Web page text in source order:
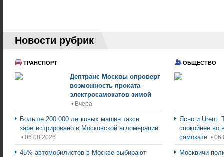
Новости рубрик
ТРАНСПОРТ
Дептранс Москвы опроверг
возможность проката
электросамокатов зимой
• Вчера
Больше 200 000 легковых машин такси
зарегистрировано в Московской агломерации
• 06.08.2026
45% автомобилистов в Москве выбирают
ОБЩЕСТВО
Ясно и Urent:
спокойнее во
самокате •
Москвичи